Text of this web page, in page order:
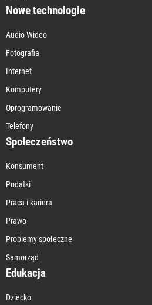
Nowe technologie
Audio-Wideo
Fotografia
Internet
Komputery
Oprogramowanie
Telefony
Społeczeństwo
Konsument
Podatki
Praca i kariera
Prawo
Problemy społeczne
Samorząd
Edukacja
Dziecko